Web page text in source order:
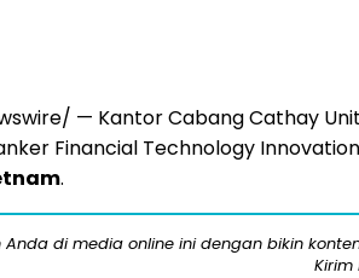
— Kantor Cabang Cathay
Financial Technology
.
di media online ini dengan bikin
Kirim